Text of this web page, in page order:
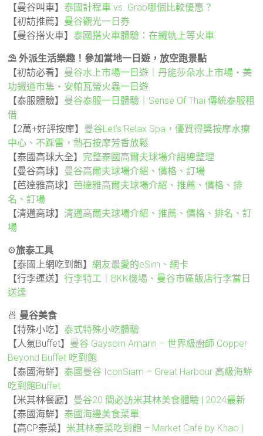
【曼谷叫車】泰國計程車 vs. Grab哪個比較優惠？
【初訪推薦】 曼谷觀光一日券
【曼谷搭火車】泰國搭火車體驗：在鐵軌上等火車
⛱️ 外派生活樂趣！參加當地一日遊，放空跑景點
【初訪必看】 曼谷水上市場一日遊｜丹能莎朵水上市場・美
功鐵道市集・安帕瓦螢火蟲一日遊
【泰服體驗】 曼谷泰服一日體驗｜Sense Of Thai 傳統泰服租
借
【2萬+好評按摩】 曼谷Let’s Relax Spa，優質得獎按摩水療
中心、不踩雷，熱石按摩芳香放鬆
【泰國高球大全】 完整泰國高爾夫球場介紹總整理
【曼谷高球】 曼谷高爾夫球場介紹、價格、訂場
【芭達雅高球】 芭達雅高爾夫球場介紹、推薦、價格、排
名、訂場
【清邁高球】清邁高爾夫球場介紹、推薦、價格、排名、訂
場
⚙️旅泰工具
【泰國上網吃到飽】網友最愛的eSim、網卡
【行李運送】行李特工｜BKK機場、曼谷市區飯店行李當日
送達
🍜 曼谷美食
【特殊小吃】泰式特殊小吃體驗
【人氣Buffet】 曼谷 Gaysorn Amarin – 世界級廚師 Copper
Beyond Buffet 吃到飽
【泰國海鮮】泰國曼谷 IconSiam – Great Harbour 高級海鮮
吃到飽Buffet
【米其林餐廳】 曼谷20 間必訪米其林美食體驗 | 2024最新
【泰國海鮮】泰國海邊美食菜單
【高CP泰菜】 米其林泰菜吃到飽 – Market Café by Khao |